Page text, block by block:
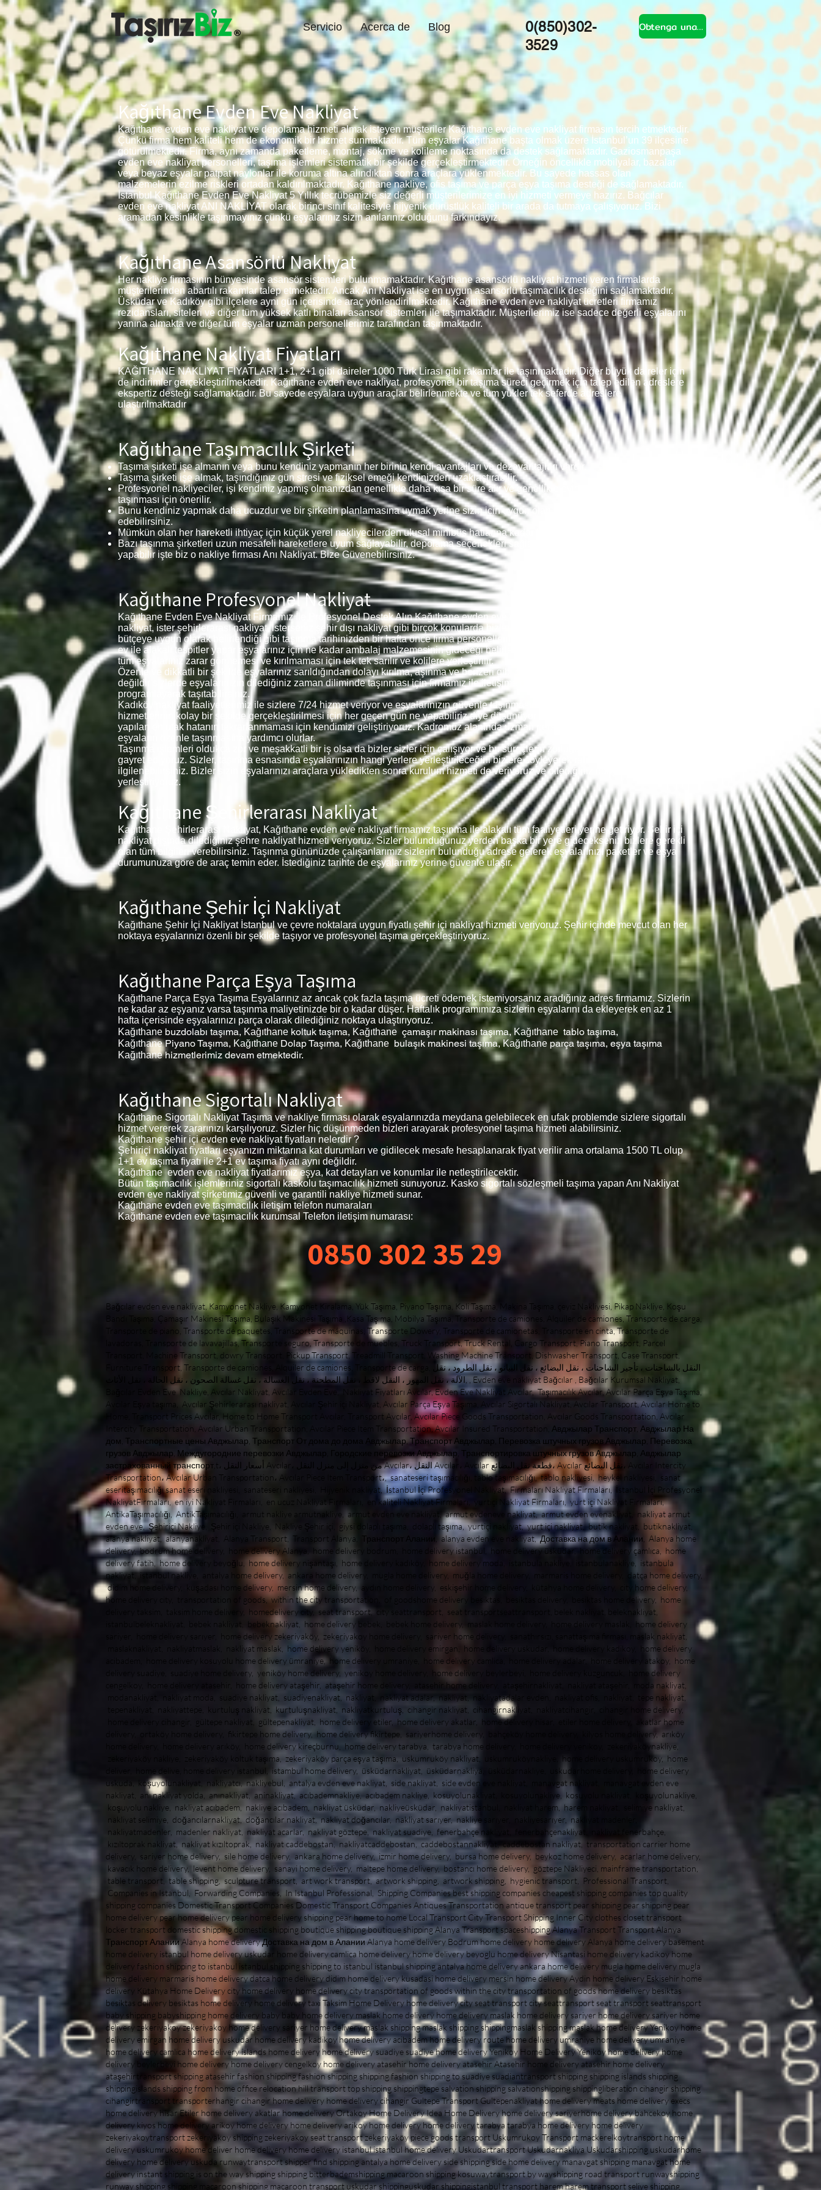
Servicio Acerca de Blog
0(850)302-
3529
Obtenga una cotización
Kağıthane Evden Eve Nakliyat
Kağıthane evden eve nakliyat ve depolama hizmeti almak isteyen müşteriler Kağıthane evden eve nakliyat firmasın tercih etmektedir.
Çünkü firma hem kaliteli hem de ekonomik bir hizmet sunmaktadır. Tüm eşyalar Kağıthane başta olmak üzere İstanbul’un 39 ilçesine
götürülmektedir. Firma, aynı zamanda paketleme, montaj, sökme ve kolileme noktasında da destek sağlamaktadır. Gaziosmanpaşa
evden eve nakliyat personelleri, taşıma işlemleri sistematik bir şekilde gerçekleştirmektedir. Örneğin öncellikle mobilyalar, bazalar
veya beyaz eşyalar patpat naylonlar ile koruma altına alındıktan sonra araçlara yüklenmektedir. Bu sayede hassas olan
malzemelerin ezilme riskleri ortadan kaldırılmaktadır. Kağıthanenakliye, ofis taşıma ve parça eşya taşıma desteği de sağlamaktadır.
İstanbul KağıthaneEvden Eve Nakliyat 5 Yıllık tecrübemizle siz değerli müşterilerimize en iyi hizmeti vermeye hazırız. Bağcılar
evden eve nakliyat ANI NAKLİYAT olarak birinci sınıf kalitesiyle hijyenik dürüstlük kaliteli bir arada da tutmaya çalışıyoruz. Bizi
aramadan kesinlikle taşınmayınız çünkü eşyalarınız sizin anılarınız olduğunu farkındayız.
Kağıthane Asansörlü Nakliyat
Her nakliye firmasının bünyesinde asansör sistemleri bulunmamaktadır. Kağıthane asansörlü nakliyat hizmeti veren firmalarda
müşterilerinden abartılı rakamlar talep etmektedir. Ancak Anı Nakliyat ise en uygun asansörlü taşımacılık desteğini sağlamaktadır.
Üsküdar ve Kadıköy gibi ilçelere aynı gün içerisinde araç yönlendirilmektedir. Kağıthaneevden eve nakliyat ücretleri firmamız
rezidansları, siteleri ve diğer tüm yüksek katlı binaları asansör sistemleri ile taşımaktadır. Müşterilerimiz ise sadece değerli eşyalarını
yanına almakta ve diğer tüm eşyalar uzman personellerimiz tarafından taşınmaktadır.
Kağıthane Nakliyat Fiyatları
KAĞITHANE NAKLİYAT FİYATLARI 1+1, 2+1 gibi daireler 1000 Türk Lirası gibi rakamlar ile taşınmaktadır. Diğer büyük daireler için
de indirimler gerçekleştirilmektedir. Kağıthane evden eve nakliyat, profesyonel bir taşıma süreci geçirmek için talep edilen adreslere
ekspertiz desteği sağlamaktadır. Bu sayede eşyalara uygun araçlar belirlenmekte ve tüm yükler tek seferde adreslere
ulaştırılmaktadır
Kağıthane Taşımacılık Şirketi
Taşıma şirketi işe almanın veya bunu kendiniz yapmanın her birinin kendi avantajları ve dezavantajları vardır.
Taşıma şirketi işe almak, taşındığınız gün stresi ve fiziksel emeği kendinizden uzaklaştırabilir.
Profesyonel nakliyeciler, işi kendiniz yapmış olmanızdan genellikle daha kısa bir süre alır ve genellikle evlerin ve değerli eşyaların
taşınması için önerilir.
Bunu kendiniz yapmak daha ucuzdur ve bir şirketin planlamasına uymak yerine sizin için uygun olan herhangi bir günde hareket
edebilirsiniz.
Mümkün olan her hareketli ihtiyaç için küçük yerel nakliyecilerden ulusal minibüs hatlarına kadar her şey var.
Bazı taşınma şirketleri uzun mesafeli hareketlere uyum sağlayabilir, depolama seçenekleri sağlayabilir ve hatta sizin için paketleme
yapabilir işte biz o nakliye firması Anı Nakliyat. Bize Güvenebilirsiniz.
Kağıthane Profesyonel Nakliyat
Kağıthane Evden Eve Nakliyat Firmamız İle Profesyonel Destek Alın Kağıthaneevden eve nakliyat firmamız ile ister evden eve
nakliyat, ister şehirlerarası nakliyat, isterseniz şehir dışı nakliyat gibi birçok konularda bizlerden destek alabilirsiniz. Fiyatlarımız her
bütçeye uygun olarak belirlendiği gibi taşınma tarihinizden bir hafta önce firma personellerimiz sizlerin vermiş olduğu adrese gelerek
ev ile alakalı tespitler yapar eşyalarınız için ne kadar ambalaj malzemesinin gideceği belirlenerek taşınma gününüz geldiği zaman
tüm eşyalarınız zarar görmemesi ve kırılmaması için tek tek sarılır ve kolilere yerleştirilir.
Özenle ve dikkatli bir şekilde eşyalarınız sarıldığından dolayı kırılma, aşınma ve benzeri gibi durumlarla karşılaşmanız mümkün
değildir sizlerde eşyalarınızın dilediğiniz zaman diliminde taşınması için firmamız ile iletişime geçerek taşınma işlemlerinizi
programlayarak taşıtabilirsiniz.
Kadıköy nakliyat faaliyetlerimiz ile sizlere 7/24 hizmet veriyor ve eşyalarınızın güvenle taşınmasına olanak sağlıyoruz. Taşınma
hizmetlerinin kolay bir şekilde gerçekleştirilmesi için her geçen gün ne yapabiliriz diye düşünüyor ve her taşınma işlemlerinde
yapılan en ufak hatanın tekrarlanmaması için kendimizi geliştiriyoruz. Kadromuz alanında uzman personelden oluşuyor olup
eşyaların özenle taşınmasına yardımcı olurlar.
Taşınma işlemleri oldukça zor ve meşakkatli bir iş olsa da bizler sizler için çalışıyor ve bu süreçlerin zorluğunu sizlere yansıtmamaya
gayret ediyoruz. Sizler, taşınma esnasında eşyalarınızın hangi yerlere yerleştirileceğini bizlere söyleyerek rahatlıkla farklı işleriniz ile
ilgilenebilirsiniz. Bizler sizin eşyalarınızı araçlara yükledikten sonra kurulum hizmeti de veriyoruz ve dilediğiniz odaya eşyalarınızı
yerleştiriyoruz.
Kağıthane Şehirlerarası Nakliyat
Kağıthane Şehirlerarası Nakliyat, Kağıthane evden eve nakliyat firmamız taşınma ile alakalı tüm faaliyetleri yerine getiriyor. Şehir içi
nakliyat dışında dilediğiniz şehre nakliyat hizmeti veriyoruz. Sizler bulunduğunuz yerden başka bir yere gidecekseniz bizlere gerekli
olan tüm bilgileri verebilirsiniz. Taşınma gününüzde çalışanlarımız sizlerin bulunduğu adrese gelerek eşyalarınızı paketler ve eşya
durumunuza göre de araç temin eder. İstediğiniz tarihte de eşyalarınız yerine güvenle ulaşır.
Kağıthane Şehir İçi Nakliyat
Kağıthane Şehir İçi Nakliyat İstanbul ve çevre noktalara uygun fiyatlı şehir içi nakliyat hizmeti veriyoruz. Şehir içinde mevcut olan her
noktaya eşyalarınızı özenli bir şekilde taşıyor ve profesyonel taşıma gerçekleştiriyoruz.
Kağıthane Parça Eşya Taşıma
Kağıthane Parça Eşya Taşıma Eşyalarınız az ancak çok fazla taşıma ücreti ödemek istemiyorsanız aradığınız adres firmamız. Sizlerin
ne kadar az eşyanız varsa taşınma maliyetinizde bir o kadar düşer. Haftalık programımıza sizlerin eşyalarını da ekleyerek en az 1
hafta içerisinde eşyalarınızı parça olarak dilediğiniz noktaya ulaştırıyoruz.
Kağıthane buzdolabı taşıma, Kağıthane koltuk taşıma, Kağıthane çamaşır makinası taşıma, Kağıthane tablo taşıma,
Kağıthane Piyano Taşıma, Kağıthane Dolap Taşıma, Kağıthane bulaşık makinesi taşıma,Kağıthane parça taşıma, eşya taşıma
Kağıthane hizmetlerimiz devam etmektedir.
Kağıthane Sigortalı Nakliyat
KağıthaneSigortalı Nakliyat Taşıma ve nakliye firması olarak eşyalarınızda meydana gelebilecek en ufak problemde sizlere sigortalı
hizmet vererek zararınızı karşılıyoruz. Sizler hiç düşünmeden bizleri arayarak profesyonel taşıma hizmeti alabilirsiniz.
Kağıthane şehir içi evden eve nakliyat fiyatları nelerdir ?
Şehiriçi nakliyat fiyatları eşyanızın miktarına kat durumları ve gidilecek mesafe hesaplanarak fiyat verilir ama ortalama 1500 TL olup
1+1 ev taşıma fiyatı ile 2+1 ev taşıma fiyatı aynı değildir.
Kağıthane evden eve nakliyat fiyatlarımız eşya, kat detayları ve konumlar ile netleştirilecektir.
Bütün taşımacılık işlemleriniz sigortalı kaskolu taşımacılık hizmeti sunuyoruz. Kasko sigortalı sözleşmeli taşıma yapan Anı Nakliyat
evden eve nakliyat şirketimiz güvenli ve garantili nakliye hizmeti sunar.
Kağıthaneevden eve taşımacılık iletişim telefon numaraları
Kağıthane evden eve taşımacılık kurumsal Telefon iletişim numarası:
0850 302 35 29
Bağcılar evden eve nakliyat, Kamyonet Nakliye, Kamyonet Kiralama, Yük Taşıma, Piyano Taşıma, Koli Taşıma, Makina Taşıma, çeyiz Nakliyesi, Pikap Nakliye, Koşu Bandı Taşıma, Çamaşır Makinesi Taşıma, Bulaşık Makinesi Taşıma ,Kasa Taşıma, Mobilya Taşıma, Transporte de camiones, Alquiler de camiones, Transporte de carga, Transporte de piano, Transporte de paquetes, Transporte de máquinas, Transporte Dowery, Transporte de camionetas, Transporte en cinta, Transporte de lavadoras, Transporte de lavavajillas, Transporte seguro, Transporte de muebles, Truck Transport, Truck Rental, Cargo Transport, Piano Transport, Parcel Transport, Machine Transport, dowry Transport, Pickup Transport, Treadmill Transport, Washing Machine Transport, Dishwasher Transport, Case Transport, Furniture Transport, Transporte de camiones, Alquiler de camiones, Transporte de carga, النقل بالشاحنات ، تأجير الشاحنات ، نقل البضائع ، نقل البيانو ، نقل الطرود ، نقل الآلة ، نقل المهور ، النقل لاقط ، نقل المطحنة ، نقل الغسالة ، نقل غسالة الصحون ، نقل الحالة ، نقل الأثاث, , Evden eve nakliyat Bağcılar , Bağcılar Kurumsal Nakliyat, Bağcılar Evden Eve Nakliye, Avcılar Nakliyat, Avcılar Evden Eve, Nakliyat Fiyatları Avcılar, Evden Eve Nakliyat Avcılar, Taşımacılık Avcılar, Avcılar Parça Eşya Taşıma, Avcılar Eşya taşıma, Avcılar Şehirlerarası nakliyat, Avcılar Şehir içi Nakliyat, Avcılar Parça Eşya Taşıma, Avcılar Sigortalı Nakliyat, Avcılar Transport, Avcılar Home to Home, Transport Prices Avcılar, Home to Home Transport Avcılar, Transport Avcılar, Avcılar Piece Goods Transportation, Avcılar Goods Transportation, Avcılar Intercity Transportation, Avcılar Urban Transportation, Avcılar Piece Item Transportation, Avcılar Insured Transportation, Авджылар Транспорт, Авджылар На дом, Транспортные цены Авджылар, Транспорт От дома до дома Авджылар, Транспорт Авджылар, Перевозка штучных грузов Авджылар, Перевозка грузов Авджылар, Междугородние перевозки Авджылар, Городские перевозки Авджылар, Транспортировка штучных грузов Авджылар, Авджылар застрахованный транспорт,t، أسعار النقل Avcılar، من منزل إلى منزل النقل Avcılar، النقل Avcılar، Avcılar قطعة نقل البضائع، Avcılar نقل البضائع، Avcılar Intercity Transportation، Avcılar Urban Transportation، Avcılar Piece Item Transport،, sanateseri taşımacılığı, tablo taşımacılığı, tablo nakliyesi, heykel nakliyesi, sanat eseritaşımacılığı sanat eseri nakliyesi, sanateseri nakliyesi, Hijyenik nakliyat, İstanbul İçi Profesyonel Nakliyat, Firmaları Nakliyat Firmaları, İstanbul İçi Profesyonel NakliyatFirmaları, en iyi Nakliyat Firmaları, en ucuz Nakliyat Firmaları, en kaliteli Nakliyat Firmaları, yurtiçi Nakliyat Firmaları, yurt içi Nakliyat Firmaları, AntikaTaşımacılığı, AntikTaşımacılığı, armut nakliye armutnakliye, armut evden eve nakliyat, armut evdeneve nakliyat, armut evden evenakliyat, nakliyat armut evden eve, Şehiriçi Nakliye, Şehir içi Nakliye, Nakliye Şehir içi, giysi dolaplı taşıma, dolaplı taşıma, yurtiçi nakliyat, yurt içi nakliyat, butik nakliyat, butiknakliyat, alanya nakliyat, alanyanakliyat, Alanya Transport, Transport Alanya, Транспорт Алании, alanya evden eve nakliyat, Доставка на дом в Алании, Alanya home delivery, bodrum home delivery, home delivery Alanya, home delivery bodrum, home delivery istanbul, home delivery üsküdar, home delivery çamlıca, home delivery fatih, home delivery beyoğlu, home delivery nişantaşı, home delivery kadıköy, home delivery moda, istanbula nakliye, istanbulanakliye, istanbula nakliyat, istanbul nakliye, antalya home delivery, ankara home delivery, mugla home delivery, muğla home delivery, marmaris home delivery, datça home delivery, didim home delivery, kuşadası home delivery, mersin home delivery, aydın home delivery, eskişehir home delivery, kütahya home delivery, city ​​home delivery​​, home delivery city, transportation of goods, within the city transportation, of goods​​home delivery besiktas, ​​besiktas delivery, besiktas home delivery, home delivery taksim, taksim home delivery, homedelivery city, ​​seat transport, city ​​seattransport​​, seat transport​​seattransport, belek nakliyat, beleknakliyat, istanbulbeleknakliyat, bebek nakliyat, bebeknakliyat, home delivery bebek, bebek home delivery, maslak home delivery, home delivery maslak, home delivery sariyer, home delivery sarıyer, home delivery zekeriyaköy, zekeriyakoy home delivery, sariyer home delivery, sanathırsızı, sanattaşıma firması, maslak nakliyat, maslaknakliyat, nakliyatmaslak, nakliyat maslak, home delivery yeniköy, home delivery emirgan, home delivery uskudar, home delivery kadikoy, home delivery acibadem, home delivery kosuyolu home delivery ümraniye, home delivery umraniye, home delivery camlica, home delivery adalar, home delivery atakoy, home delivery suadiye, suadiye home delivery, yeniköy home delivery, yenikoy home delivery, home delivery beylerbeyi, home delivery kuzguncuk, home delivery cengelkoy, home delivery atasehir, home delivery ataşehir, ataşehir home delivery, atasehir home delivery, ataşehirnakliyat, nakliyat ataşehir, moda nakliyat, modanakliyat, nakliyat moda, suadiye nakliyat, suadiyenakliyat, nakliyat, nakliyat adalar, nakliyat, nakliyatadalar evden, nakliyat ofis, nakliyat, tepe nakliyat, tepenakliyat, nakliyattepe, kurtuluş nakliyat, kurtuluşnakliyat, nakliyatkurtuluş, cihangir nakliyat, cihangirnakliyat, nakliyatcihangir, cihangir home delivery, home delivery cihangir, gültepe nakliyat, gültepenakliyat, home delivery etiler, home delivery akatlar, home delivery hisar, etiler home delivery, akatlar home delivery, ortaköy home delivery, fikirtepe home delivery, home delivery fikirtepe, sariyerhome delivery, bahçeköy home delivery, kilyos home delivery, arıköy home delivery, home delivery arıköy, home delivery kireçburnu, home delivery tarabya, tarabya home delivery, home delivery yenikoy, zekeriyaköynakliye, zekeriyaköy nakliye, zekeriyaköy koltuk taşıma, zekeriyaköy parça eşya taşıma, uskumruköy nakliyat, uskumruköynakliye, home delivery uskumrukoy, home deliver, home delive, home delivery istanbul, istambul home delivery, üsküdarnakliyat, üsküdarnakliya, üsküdarnakliye, uskudarhome delivery, home delivery uskuda, koşuyolunakliyat, nakliyatcı, nakliyebul, antalya evden eve nakliyat, side nakliyat, side evden eve nakliyat, manavgat nakliyat, manavgat evden eve nakliyat, anı nakliyat yolda, anınakliyat, aninakliyat, acıbademnakliye, acıbadem nakliye, kosuyolunakliyat, kosuyolunakliye, kosuyolu nakliyat, koşuyolunakliye, koşuyolu nakliye, nakliyat acıbadem, nakliye acıbadem, nakliyat üsküdar, nakliyeüsküdar, nakliyatistanbul, nakliyat harem, harem nakliyat, selimiye nakliyat, nakliyat selimiye, doğancılarnakliyat, doğancılar nakliyat, nakliyat doğancılar, nakliyat sarıyer, nakliye sarıyer, nakliyesarıyer, nakliyat madenler, nakliyatmadenler, madenler nakliyat, nakliyat acarlar, nakliyat göztepe, nakliyat suadiye, fenerbahçe nakliyat, fenerbahçenakliyat, nakliyat fenerbahçe, kızıltoprak nakliyat, nakliyat kızıltoprak, nakliyat caddebostan, nakliyatcaddebostan, caddebostannakliyat, caddebostan nakliyat, transportation carrier home delivery, sariyer home delivery, sile home delivery, ankara home delivery, izmir home delivery, bursa home delivery, beykoz home delivery, acarlar home delivery, kavacık home delivery, levent home delivery, sanayi home delivery, maltepe home delivery, bostancı home delivery, göztepe Nakliyeci, mainframe transportation, table transport, table shipping, sculpture transport, art work transport, artwork shipping, artwork shipping, hygienic transport, Professional Transport, Companies in Istanbul, Forwarding Companies, In Istanbul Professional, Shipping Companies best shipping companies cheapest shipping companies top quality shipping companies Domestic Transport Companies Domestic Transport Companies Antiques Transportation antique transport pear shipping pear shipping pear home delivery pear home delivery pear home delivery shipping pear home to home Local Transport City Transport Shipping Inner City clothes closet transport locker transport domestic shipping domestic shipping boutique shipping boutique shipping Alanya Transport spaceshipping Alanya Transport Transport Alanya Транспорт Алании Alanya home delivery Доставка на дом в Алании Alanya home delivery Bodrum home delivery home delivery Alanya home delivery basement home delivery istanbul home delivery uskudar home delivery camlica home delivery home delivery beyoglu home delivery Nisantasi home delivery kadikoy home delivery fashion shipping to istanbul istanbul shipping shipping to istanbul istanbul shipping antalya home delivery ankara home delivery mugla home delivery mugla home delivery marmaris home delivery datca home delivery didim home delivery kusadasi home delivery mersin home delivery Aydin home delivery Eskisehir home delivery Kütahya Home Delivery city ​​home delivery home delivery city transportation of goods within the city transportation of goods home delivery besiktas besiktas delivery besiktas home delivery home delivery taxi Taksim Home Delivery home delivery city ​​seat transport city ​​seattransport seat transport seattransport baby shipping babyshipping home delivery baby baby home delivery maslak home delivery home delivery maslak home delivery sariyer home delivery sariyer home delivery zekeriyakoy zekeriyakoy home delivery sariyer home delivery maslak shipping maslak shipping shippingmaslak shipping maslak home delivery Yenikoy home delivery emirgan home delivery uskudar home delivery kadikoy home delivery acibadem home delivery route home delivery umraniye home delivery umraniye home delivery camlica home delivery islands home delivery home delivery suadiye suadiye home delivery Yenikoy Home Delivery Yenikoy home delivery home delivery beyl